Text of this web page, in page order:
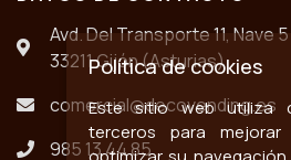
Avd. Del Transporte 11, Nave 5
33211 Gijón (Asturias)
comercial@decovending.es
985 13 44 85
Política de cookies
Este sitio web utiliza
terceros para